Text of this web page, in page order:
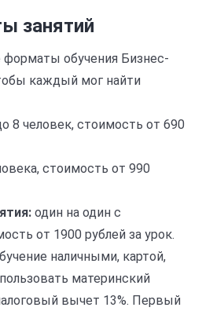
занятий
обучения Бизнес-
каждый мог найти
8 человек, стоимость от 690
стоимость от 990
один на один с
от 1900 рублей за урок.
наличными, картой,
материнский
вычет 13%. Первый